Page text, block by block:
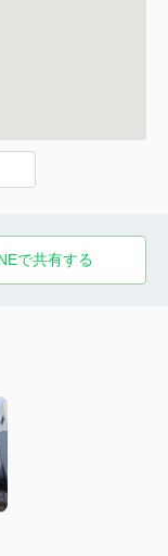
で共有する